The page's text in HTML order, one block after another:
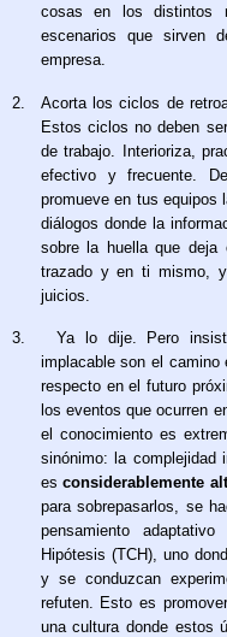
cosas en los distintos
escenarios que sirven
empresa.
2.
Acorta los ciclos de
Estos ciclos no deben
de trabajo. Interioriza,
efectivo y frecuente.
promueve en tus equipos
diálogos donde la
sobre la huella que deja
trazado y en ti mismo,
juicios.
3.
Ya lo dije. Pero
implacable son el camino
respecto en el futuro
los eventos que ocurren
el conocimiento es
sinónimo: la complejidad
esconsiderablemente
para sobrepasarlos, se
pensamiento
Hipótesis (TCH), uno
y se conduzcan
refuten. Esto es
una cultura donde estos